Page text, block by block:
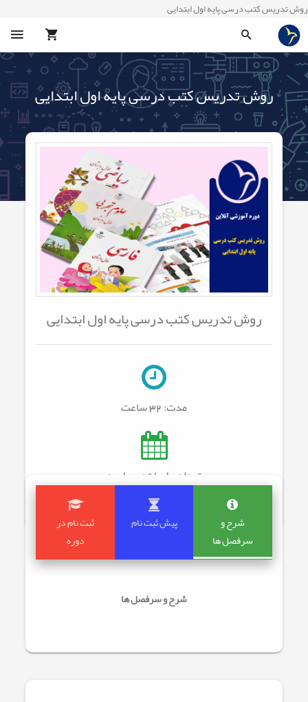
روش تدریس کتب درسی پایه اول ابتدایی
روش تدریس کتب درسی پایه اول ابتدایی
روش تدریس کتب درسی پایه اول ابتدایی
مدت:32 ساعت
تعداد جلسات: 0 جلسه
شرح و
سرفصل ها
پیش ثبت نام
ثبت نام در
دوره
شرح و سرفصل ها